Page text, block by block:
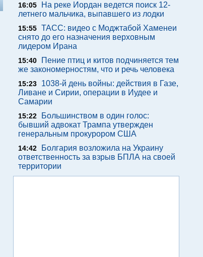
16:05
На реке Иордан ведется поиск 12-
летнего мальчика, выпавшего из лодки
15:55 ТАСС: видео с Моджтабой Хаменеи
снято до его назначения верховным
лидером Ирана
15:40
Пение птиц и китов подчиняется тем
же закономерностям, что и речь человека
15:23
1038-й день войны: действия в Газе,
Ливане и Сирии, операции в Иудее и
Самарии
15:22
Большинством в один голос:
бывший адвокат Трампа утвержден
генеральным прокурором США
14:42
Болгария возложила на Украину
ответственность за взрыв БПЛА на своей
территории